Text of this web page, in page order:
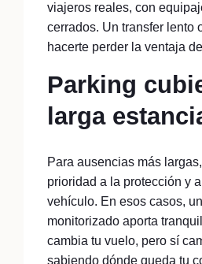
viajeros reales, con
cerrados. Un transfer lento
hacerte perder la ventaja
Parking
larga
Para ausencias más
prioridad a la protección y
vehículo. En esos casos,
monitorizado aporta
cambia tu vuelo, pero sí
sabiendo dónde queda tu